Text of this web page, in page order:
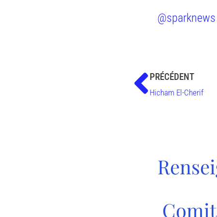
@sparknews
PRÉCÉDENT
Hicham El-Cherif